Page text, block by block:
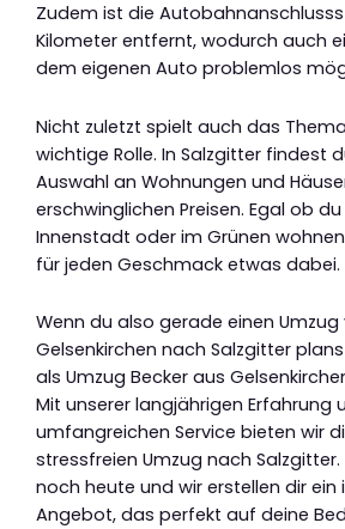
Zudem ist die
Kilometer entfernt, wodurch auch
dem eigenen Auto problemlos
Nicht zuletzt spielt auch das
wichtige Rolle. In Salzgitter findest
Auswahl an Wohnungen und
erschwinglichen Preisen. Egal ob
Innenstadt oder im Grünen
für jeden Geschmack etwas dabei.
Wenn du also gerade einen Umzug
Gelsenkirchen nach Salzgitter
als Umzug Becker aus
Mit unserer langjährigen Erfahrung
umfangreichen Service bieten wir
stressfreien Umzug nach
noch heute und wir erstellen dir ein
Angebot, das perfekt auf deine